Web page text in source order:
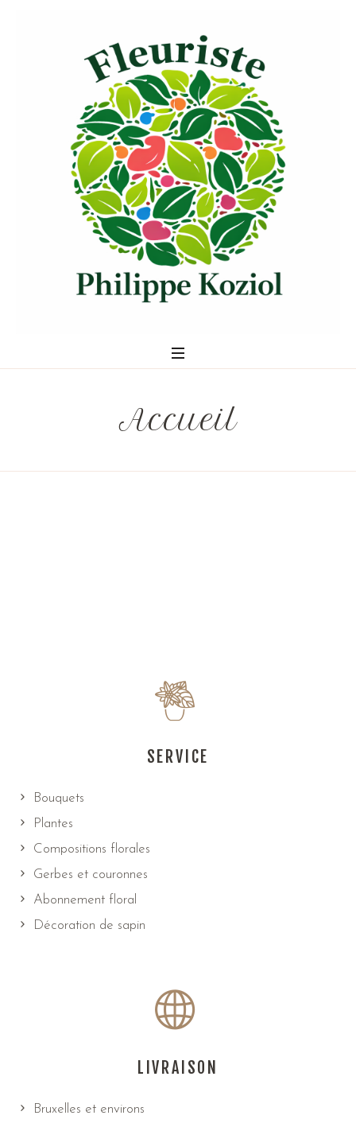
Accueil
SERVICE
Bouquets
Plantes
Compositions florales
Gerbes et couronnes
Abonnement floral
Décoration de sapin
LIVRAISON
Bruxelles et environs